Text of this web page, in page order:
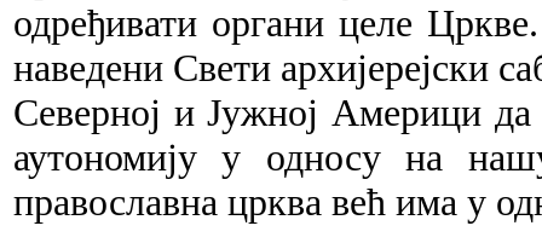
одређивати органи целе
наведени Свети архијерејски
Северној и Јужној Америци
аутономију у односу на
православна црква већ има у